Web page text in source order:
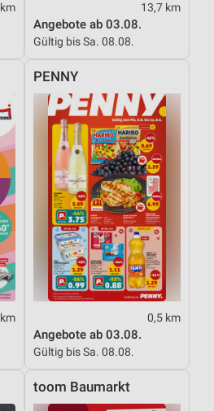
13,7 km
Angebote ab 03.08.
Gültig bis Sa. 08.08.
PENNY
0,5 km
Angebote ab 03.08.
Gültig bis Sa. 08.08.
toom Baumarkt